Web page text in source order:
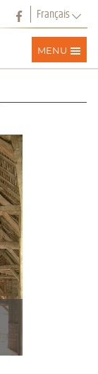
MENU
Facebook
Français